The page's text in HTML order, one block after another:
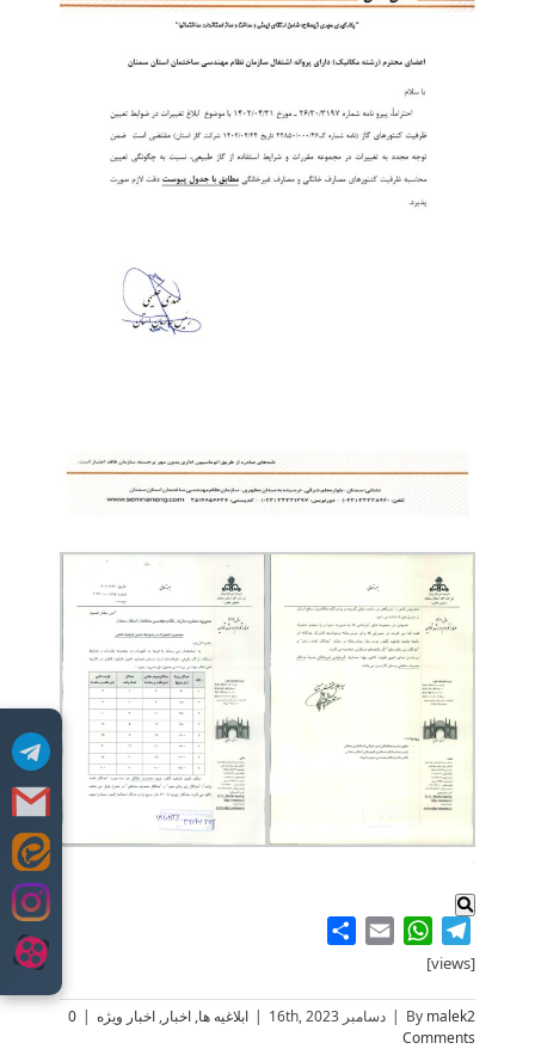
.
Telegram
WhatsApp
Email
[views]
By malek2
| دسامبر 16th, 2023 | ابلاغیه ها, اخبار, اخبار ویژه |
0
Comments